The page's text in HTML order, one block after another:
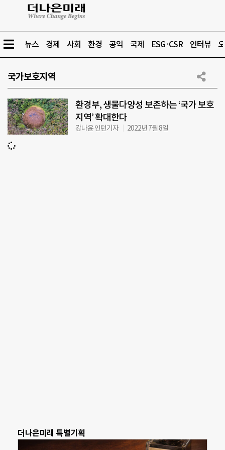
뉴스 경제 사회 환경 공익 국제 ESG·CSR 인터뷰
국가보호지역
환경부, 생물다양성 보존하는 ‘국가 보호
지역’ 확대한다
강나윤 인턴기자 2022년 7월 8일
더나은미래 특별기획